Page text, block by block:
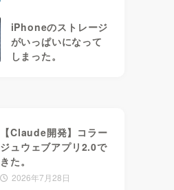
iPhoneのストレージ
がいっぱいになって
しまった。
【Claude開発】コラー
ジュウェブアプリ2.0で
きた。
2026年7月28日